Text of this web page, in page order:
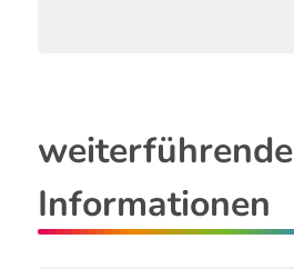
weiterführende
Informationen